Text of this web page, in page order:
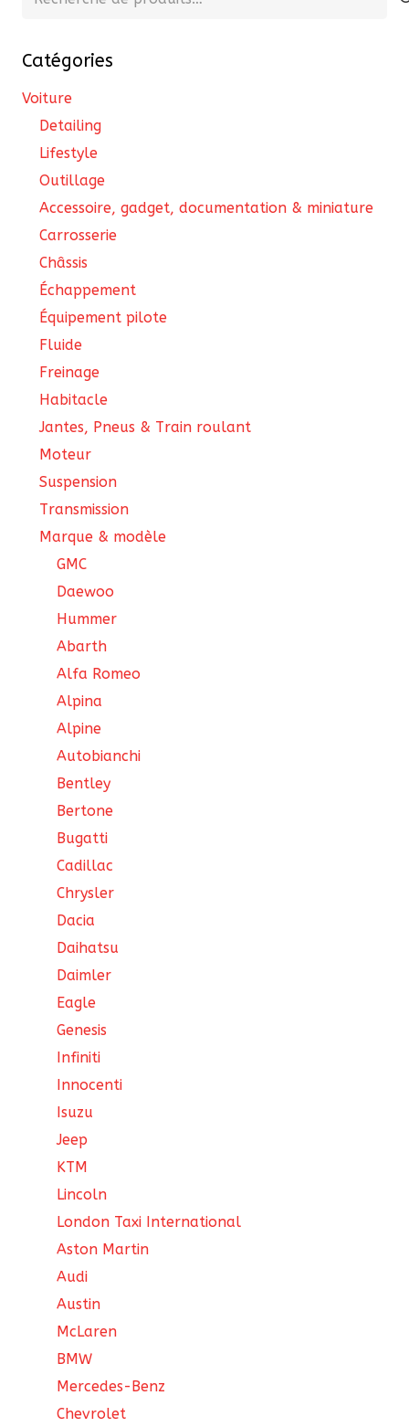
Catégories
Voiture
Detailing
Lifestyle
Outillage
Accessoire, gadget, documentation & miniature
Carrosserie
Châssis
Échappement
Équipement pilote
Fluide
Freinage
Habitacle
Jantes, Pneus & Train roulant
Moteur
Suspension
Transmission
Marque & modèle
GMC
Daewoo
Hummer
Abarth
Alfa Romeo
Alpina
Alpine
Autobianchi
Bentley
Bertone
Bugatti
Cadillac
Chrysler
Dacia
Daihatsu
Daimler
Eagle
Genesis
Infiniti
Innocenti
Isuzu
Jeep
KTM
Lincoln
London Taxi International
Aston Martin
Audi
Austin
McLaren
BMW
Mercedes-Benz
Chevrolet